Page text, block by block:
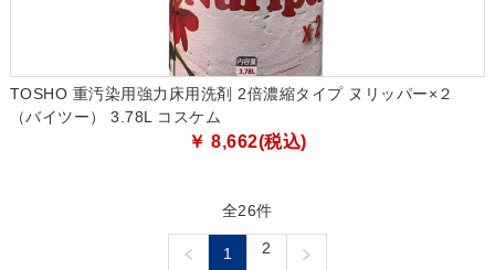
TOSHO 重汚染用強力床用洗剤 2倍濃縮タイプ ヌリッパー×２
（バイツー） 3.78L コスケム
￥ 8,662(税込)
全26件
1 2